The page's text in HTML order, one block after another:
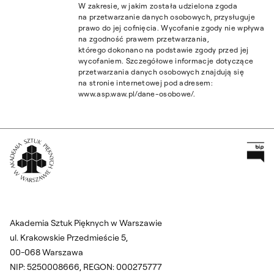
W zakresie, w jakim została udzielona zgoda
na przetwarzanie danych osobowych, przysługuje
prawo do jej cofnięcia. Wycofanie zgody nie wpływa
na zgodność prawem przetwarzania,
którego dokonano na podstawie zgody przed jej
wycofaniem. Szczegółowe informacje dotyczące
przetwarzania danych osobowych znajdują się
na stronie internetowej pod adresem:
www.asp.waw.pl/dane-osobowe/.
Akademia Sztuk Pięknych w Warszawie
ul. Krakowskie Przedmieście 5,
00-068 Warszawa
NIP: 5250008666, REGON: 000275777